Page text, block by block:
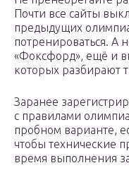
Почти все сайты
предыдущих
потренироваться. А
«Фоксфорд», ещё и
которых разбирают
Заранее
с правилами
пробном варианте,
чтобы технические
время выполнения